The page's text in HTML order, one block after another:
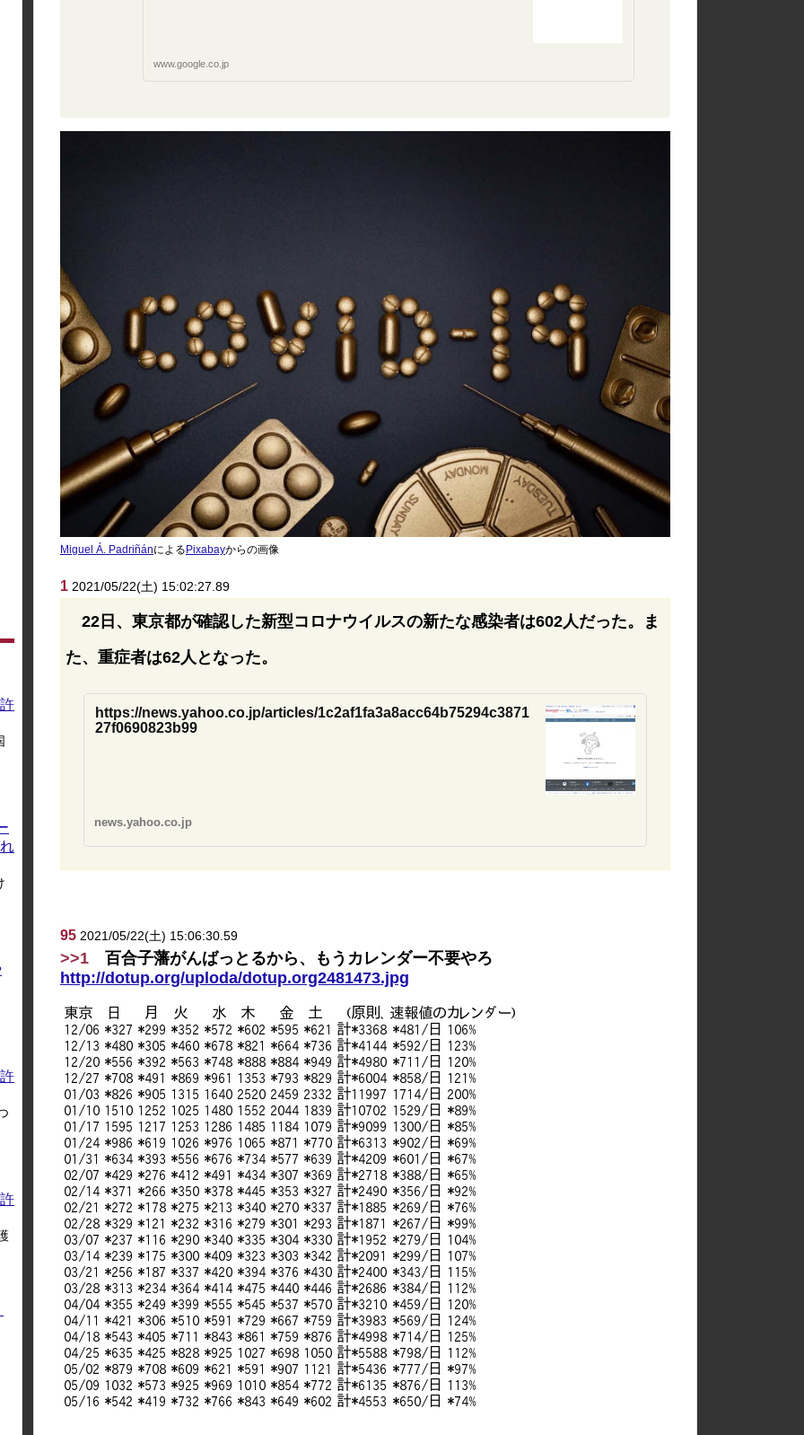
www.google.co.jp
Miguel Á. Padriñánによる Pixabayからの画像
1 2021/05/22(土) 15:02:27.89
22日、東京都が確認した新型コロナウイルスの新たな感染者は602人だった。ま
た、重症者は62人となった。
https://news.yahoo.co.jp/articles/1c2af1fa3a8acc64b75294c3871
27f0690823b99
news.yahoo.co.jp
95 2021/05/22(土) 15:06:30.59
>>1 百合子藩がんばっとるから、もうカレンダー不要やろ
http://dotup.org/uploda/dotup.org2481473.jpg